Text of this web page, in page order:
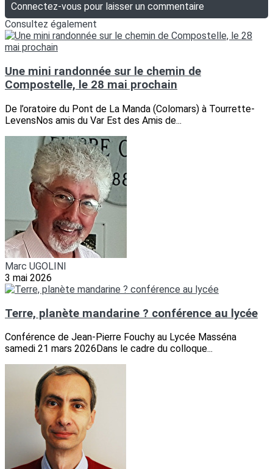
Connectez-vous pour laisser un commentaire
Consultez également
Une mini randonnée sur le chemin de
Compostelle, le 28 mai prochain
De l’oratoire du Pont de La Manda (Colomars) à Tourrette-
LevensNos amis du Var Est des Amis de...
Marc UGOLINI
3 mai 2026
Terre, planète mandarine ? conférence au lycée
Conférence de Jean-Pierre Fouchy au Lycée Masséna
samedi 21 mars 2026Dans le cadre du colloque...